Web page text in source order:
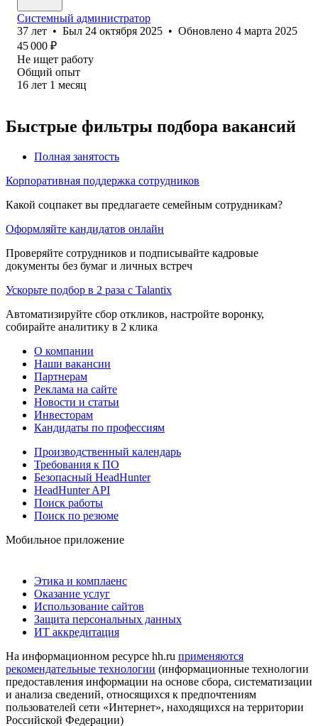
Системный администратор
37 лет • Был 24 октября 2025 • Обновлено 4 марта 2025
45 000 ₽
Не ищет работу
Общий опыт
16 лет 1 месяц
Быстрые фильтры подбора вакансий
Полная занятость
Корпоративная поддержка сотрудников
Какой соцпакет вы предлагаете семейным сотрудникам?
Оформляйте кандидатов онлайн
Проверяйте сотрудников и подписывайте кадровые
документы без бумаг и личных встреч
Ускорьте подбор в 2 раза с Talantix
Автоматизируйте сбор откликов, настройте воронку,
собирайте аналитику в 2 клика
О компании
Наши вакансии
Партнерам
Реклама на сайте
Новости и статьи
Инвесторам
Кандидаты по профессиям
Производственный календарь
Требования к ПО
Безопасный HeadHunter
HeadHunter API
Поиск работы
Поиск по резюме
Мобильное приложение
Этика и комплаенс
Оказание услуг
Использование сайтов
Защита персональных данных
ИТ аккредитация
На информационном ресурсе hh.ru применяются
рекомендательные технологии (информационные технологии
предоставления информации на основе сбора, систематизации
и анализа сведений, относящихся к предпочтениям
пользователей сети «Интернет», находящихся на территории
Российской Федерации)